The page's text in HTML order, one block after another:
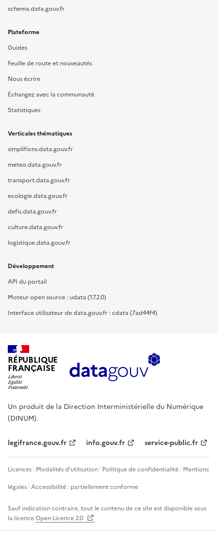
schema.data.gouv.fr
Plateforme
Guides
Feuille de route et nouveautés
Nous écrire
Échangez avec la communauté
Statistiques
Verticales thématiques
simplifions.data.gouv.fr
meteo.data.gouv.fr
transport.data.gouv.fr
ecologie.data.gouv.fr
defis.data.gouv.fr
culture.data.gouv.fr
logistique.data.gouv.fr
Développement
API du portail
Moteur open source : udata (17.2.0)
Interface utilisateur de data.gouv.fr : cdata (7ad44f4)
RÉPUBLIQUE
FRANÇAISE
Un produit de la Direction Interministérielle du Numérique
(DINUM).
legifrance.gouv.fr info.gouv.fr service-public.fr
Licences Modalités d'utilisation Politique de confidentialité Mentions
légales Accessibilité : partiellement conforme
Sauf indication contraire, tout le contenu de ce site est disponible sous
la licenceOpen Licence 2.0